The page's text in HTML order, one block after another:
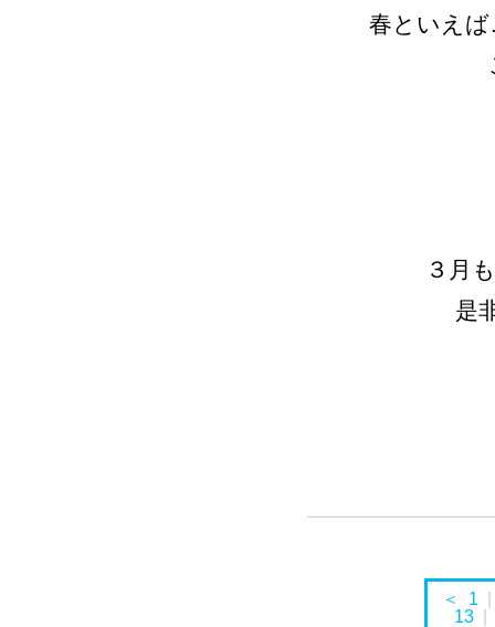
春といえ
３月
是
＜ 1
13